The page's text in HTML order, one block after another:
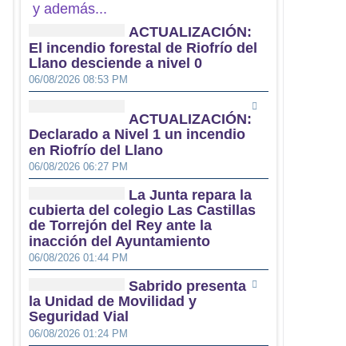
y además...
ACTUALIZACIÓN:
El incendio forestal de Riofrío del
Llano desciende a nivel 0
06/08/2026 08:53 PM
ACTUALIZACIÓN:
Declarado a Nivel 1 un incendio
en Riofrío del Llano
06/08/2026 06:27 PM
La Junta repara la
cubierta del colegio Las Castillas
de Torrejón del Rey ante la
inacción del Ayuntamiento
06/08/2026 01:44 PM
Sabrido presenta
la Unidad de Movilidad y
Seguridad Vial
06/08/2026 01:24 PM